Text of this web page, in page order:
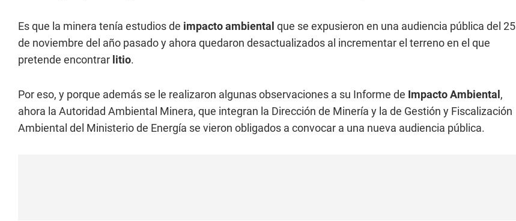
Es que la minera tenía estudios de impacto ambiental que se expusieron en una audiencia pública del 25
de noviembre del año pasado y ahora quedaron desactualizados al incrementar el terreno en el que
pretende encontrar litio.
Por eso, y porque además se le realizaron algunas observaciones a su Informe de Impacto Ambiental ,
ahora la Autoridad Ambiental Minera, que integran la Dirección de Minería y la de Gestión y Fiscalización
Ambiental del Ministerio de Energía se vieron obligados a convocar a una nueva audiencia pública.